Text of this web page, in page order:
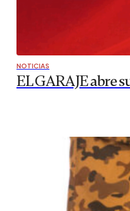
NOTICIAS
EL GARAJE abre